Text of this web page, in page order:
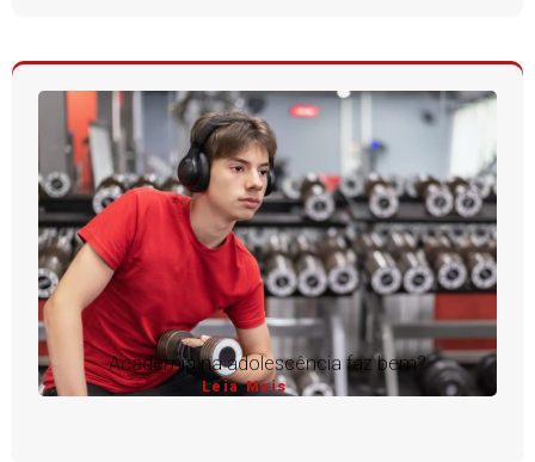
Academia na adolescência faz bem?
Leia Mais